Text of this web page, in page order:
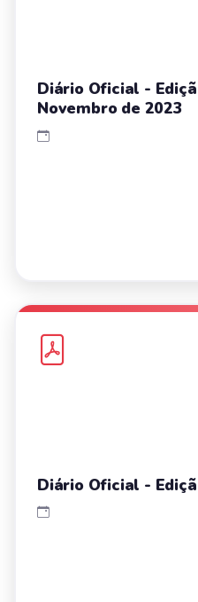
Diário Oficial -
Novembro de 2023
Diário Oficial -